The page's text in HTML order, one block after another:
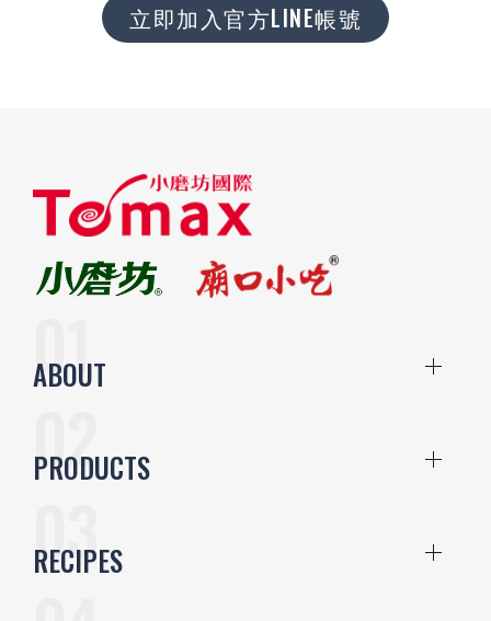
立即加入官方LINE帳號
ABOUT
PRODUCTS
RECIPES